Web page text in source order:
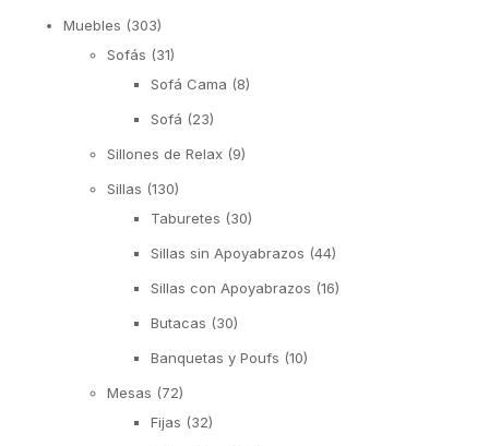
Muebles (303)
Sofás (31)
Sofá Cama (8)
Sofá (23)
Sillones de Relax (9)
Sillas (130)
Taburetes (30)
Sillas sin Apoyabrazos (44)
Sillas con Apoyabrazos (16)
Butacas (30)
Banquetas y Poufs (10)
Mesas (72)
Fijas (32)